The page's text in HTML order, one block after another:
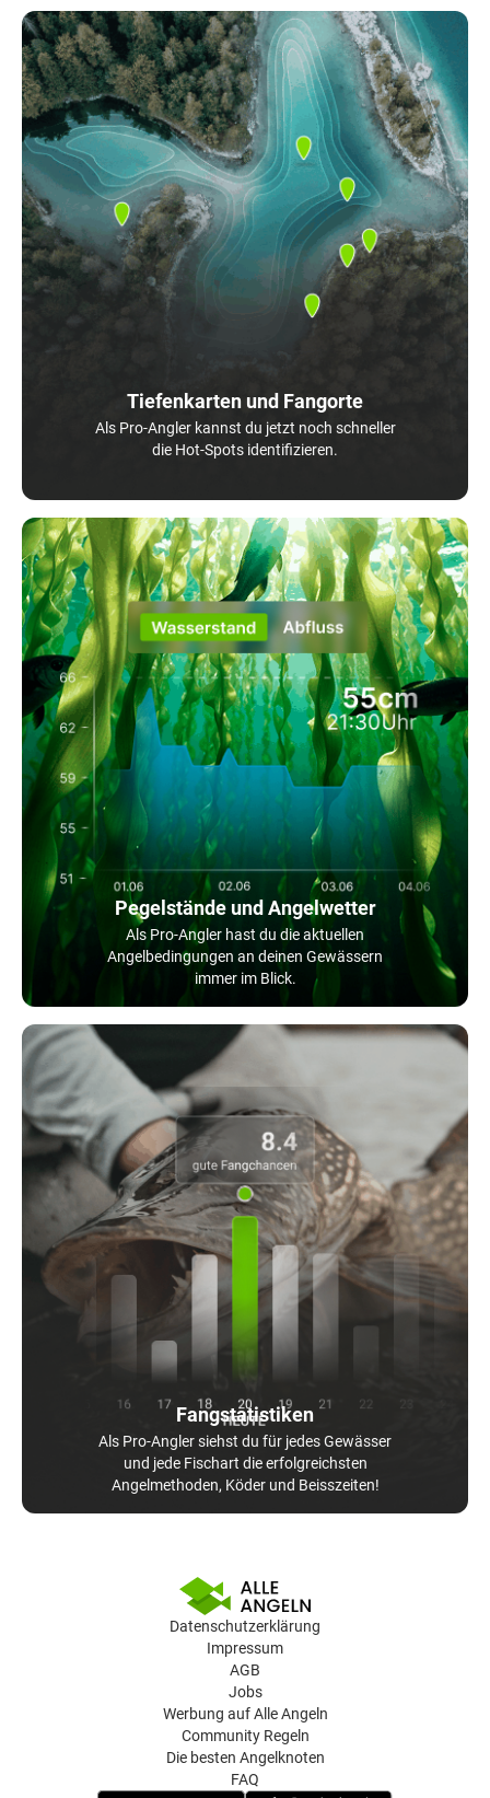
Tiefenkarten und Fangorte
Als Pro-Angler kannst du jetzt noch schneller
die Hot-Spots identifizieren.
Pegelstände und Angelwetter
Als Pro-Angler hast du die aktuellen
Angelbedingungen an deinen Gewässern
immer im Blick.
Fangstatistiken
Als Pro-Angler siehst du für jedes Gewässer
und jede Fischart die erfolgreichsten
Angelmethoden, Köder und Beisszeiten!
Datenschutzerklärung
Impressum
AGB
Jobs
Werbung auf Alle Angeln
Community Regeln
Die besten Angelknoten
FAQ